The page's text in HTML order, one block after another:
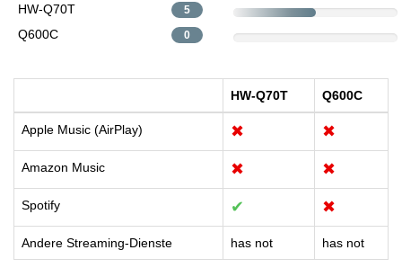
HW-Q70T 5
Q600C 0
HW-Q70T Q600C
Apple Music (AirPlay) ✖ ✖
Amazon Music ✖ ✖
Spotify ✔ ✖
Andere Streaming-Dienste has not has not